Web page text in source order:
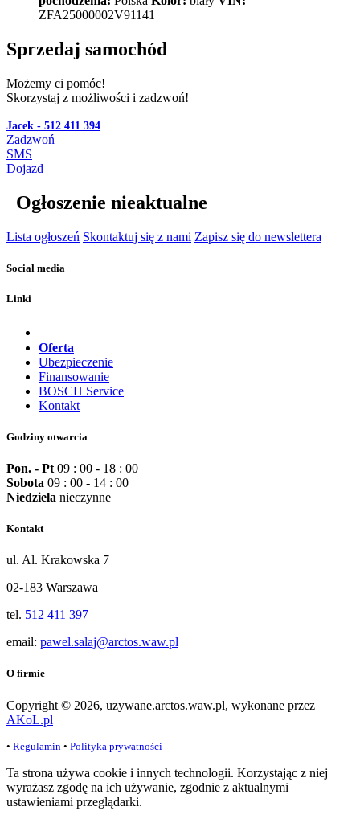
ZFA25000002V91141
Sprzedaj samochód
Możemy ci pomóc!
Skorzystaj z możliwości i zadzwoń!
Jacek - 512 411 394
Zadzwoń
SMS
Dojazd
Ogłoszenie nieaktualne
Lista ogłoszeń Skontaktuj się z nami Zapisz się do newslettera
Social media
Linki
Oferta
Ubezpieczenie
Finansowanie
BOSCH Service
Kontakt
Godziny otwarcia
Pon. - Pt 09 : 00 - 18 : 00
Sobota 09 : 00 - 14 : 00
Niedziela nieczynne
Kontakt
ul. Al. Krakowska 7
02-183 Warszawa
tel. 512 411 397
email: pawel.salaj@arctos.waw.pl
O firmie
Copyright © 2026, uzywane.arctos.waw.pl, wykonane przez
AKoL.pl
• Regulamin • Polityka prywatności
Ta strona używa cookie i innych technologii. Korzystając z niej
wyrażasz zgodę na ich używanie, zgodnie z aktualnymi
ustawieniami przeglądarki.